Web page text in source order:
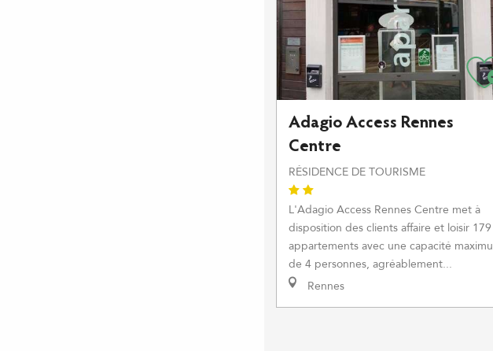
Adagio Access Rennes
Centre
RÉSIDENCE DE TOURISME
L'Adagio Access Rennes Centre met à
disposition des clients affaire et loisir 179
appartements avec une capacité
de 4 personnes, agréablement...
Rennes